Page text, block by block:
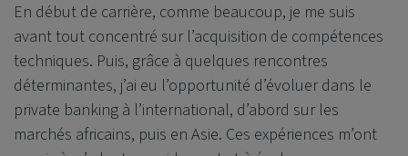
En début de carrière, comme beaucoup, je me suis
avant tout concentré sur l’acquisition de compétences
techniques. Puis, grâce à quelques rencontres
déterminantes, j’ai eu l’opportunité d’évoluer dans le
private banking à l’international, d’abord sur les
marchés africains, puis en Asie. Ces expériences m’ont